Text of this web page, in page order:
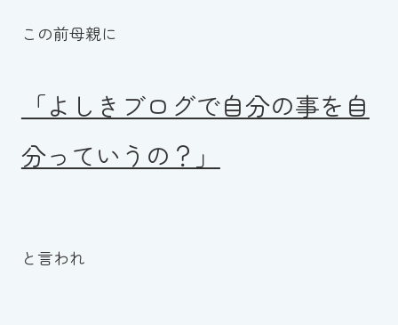
Tel.098-863-7264
平日 9:00～22:00｜土祝 9:00～21:00
この前母親に
「よしきブログで自分の事を自
分っていうの？」
と言われ